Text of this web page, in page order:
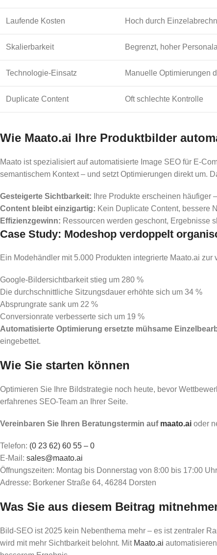
Laufende Kosten Hoch durch
Skalierbarkeit Begrenzt, hoher
Technologie-Einsatz Manuelle Optimierungen
Duplicate Content Oft schlechte Kontrolle
Wie Maato.ai Ihre Produktbilder
Maato ist spezialisiert auf automatisierte Image SEO für E-
semantischem Kontext – und setzt Optimierungen direkt um.
Gesteigerte Sichtbarkeit: Ihre Produkte erscheinen häufiger
Content bleibt einzigartig: Kein Duplicate Content, bessere
Effizienzgewinn: Ressourcen werden geschont, Ergebnisse
Case Study: Modeshop verdoppelt
Ein Modehändler mit 5.000 Produkten integrierte Maato.ai
Google-Bildersichtbarkeit stieg um 280 %
Die durchschnittliche Sitzungsdauer erhöhte sich um 34 %
Absprungrate sank um 22 %
Conversionrate verbesserte sich um 19 %
Automatisierte Optimierung ersetzte mühsame
eingebettet.
Wie Sie starten können
Optimieren Sie Ihre Bildstrategie noch heute, bevor
erfahrenes SEO-Team an Ihrer Seite.
Vereinbaren Sie Ihren Beratungstermin auf maato.ai oder
Telefon: (0 23 62) 60 55 – 0
E-Mail: sales@maato.ai
Öffnungszeiten: Montag bis Donnerstag von 8:00 bis 17:00
Adresse: Borkener Straße 64, 46284 Dorsten
Was Sie aus diesem Beitrag
Bild-SEO ist 2025 kein Nebenthema mehr – es ist zentraler
wird mit mehr Sichtbarkeit belohnt. Mit Maato.ai